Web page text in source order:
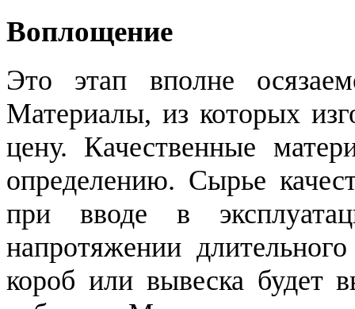
Воплощение
Это этап вполне
Материалы, из которых
цену. Качественные
определению. Сырье
при вводе в
напротяжении
короб или вывеска будет